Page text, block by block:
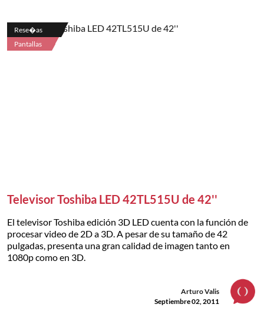
Rese�as
Pantallas
Televisor Toshiba LED 42TL515U de 42''
El televisor Toshiba edición 3D LED cuenta con la función de
procesar video de 2D a 3D. A pesar de su tamaño de 42
pulgadas, presenta una gran calidad de imagen tanto en
1080p como en 3D.
Arturo Valis
Septiembre 02, 2011